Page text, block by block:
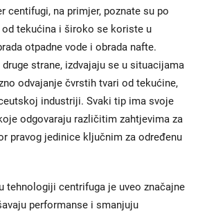
centifugi, na primjer, poznate su po
tekućina i široko se koriste u
otpadne vode i obrada nafte.
strane, izdvajaju se u situacijama
odvajanje čvrstih tvari od tekućine,
industriji. Svaki tip ima svoje
odgovaraju različitim zahtjevima za
pravog jedinice ključnim za određenu
tehnologiji centrifuga je uveo značajne
performanse i smanjuju